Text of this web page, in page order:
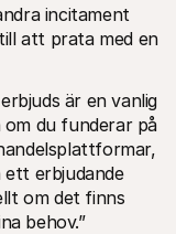
incitament
att prata med en
är en vanlig
om du funderar på
erbjudande
om det finns
behov.”